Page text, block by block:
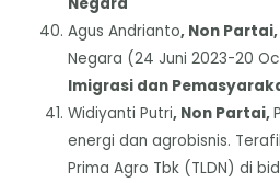
Agus Andrianto, Non
Negara (24 Juni 2023-20
Imigrasi dan
Widiyanti Putri, Non Partai,
energi dan agrobisnis.
Prima Agro Tbk (TLDN) di